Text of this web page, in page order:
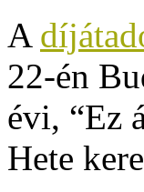
A
22-én
évi, “Ez
Hete